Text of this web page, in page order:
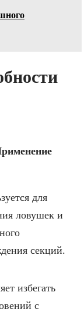
для
ловушек и
секций.
избегать
с